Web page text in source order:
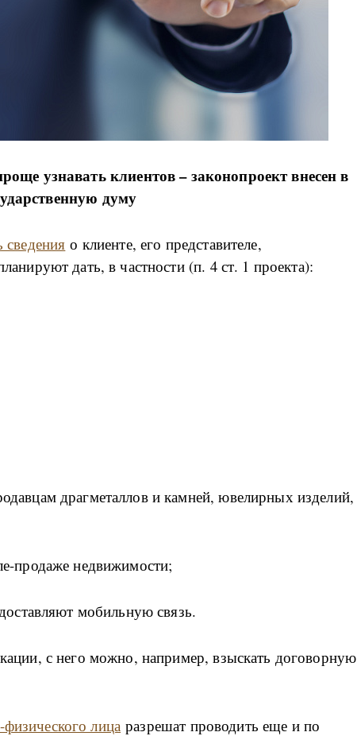
узнавать клиентов – законопроект внесен в
думу
сведения о клиенте, его представителе,
дать, в частности (п. 4 ст. 1 проекта):
драгметаллов и камней, ювелирных изделий,
продаже недвижимости;
мобильную связь.
с него можно, например, взыскать договорную
лица разрешат проводить еще и по